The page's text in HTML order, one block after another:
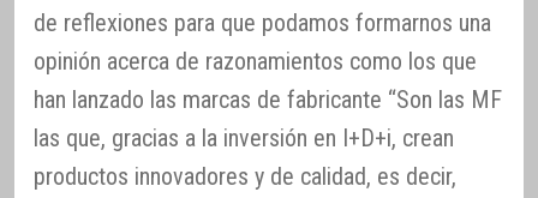
de reflexiones para que podamos formarnos una
opinión acerca de razonamientos como los que
han lanzado las marcas de fabricante “Son las MF
las que, gracias a la inversión en I+D+i, crean
productos innovadores y de calidad, es decir,